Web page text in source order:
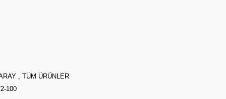
, TÜM ÜRÜNLER
100